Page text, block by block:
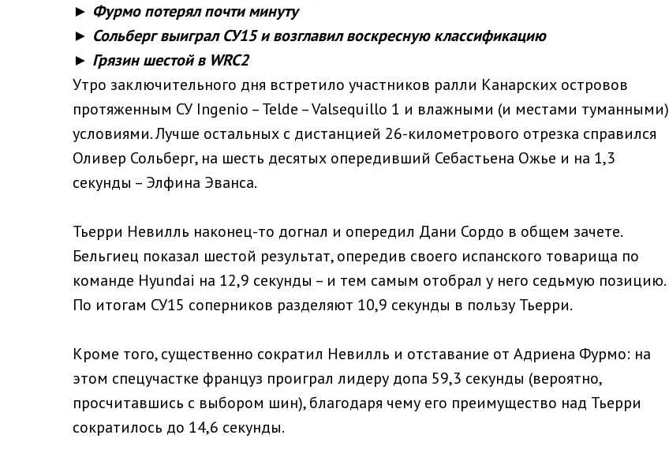
► Фурмо потерял почти минуту
► Сольберг выиграл СУ15 и возглавил воскресную классификацию
► Грязин шестой в WRC2
Утро заключительного дня встретило участников ралли Канарских островов
протяженным СУ Ingenio – Telde – Valsequillo 1 и влажными (и местами туманными)
условиями. Лучше остальных с дистанцией 26-километрового отрезка справился
Оливер Сольберг, на шесть десятых опередивший Себастьена Ожье и на 1,3
секунды – Элфина Эванса.
Тьерри Невилль наконец-то догнал и опередил Дани Сордо в общем зачете.
Бельгиец показал шестой результат, опередив своего испанского товарища по
команде Hyundai на 12,9 секунды – и тем самым отобрал у него седьмую позицию.
По итогам СУ15 соперников разделяют 10,9 секунды в пользу Тьерри.
Кроме того, существенно сократил Невилль и отставание от Адриена Фурмо: на
этом спецучастке француз проиграл лидеру допа 59,3 секунды (вероятно,
просчитавшись с выбором шин), благодаря чему его преимущество над Тьерри
сократилось до 14,6 секунды.